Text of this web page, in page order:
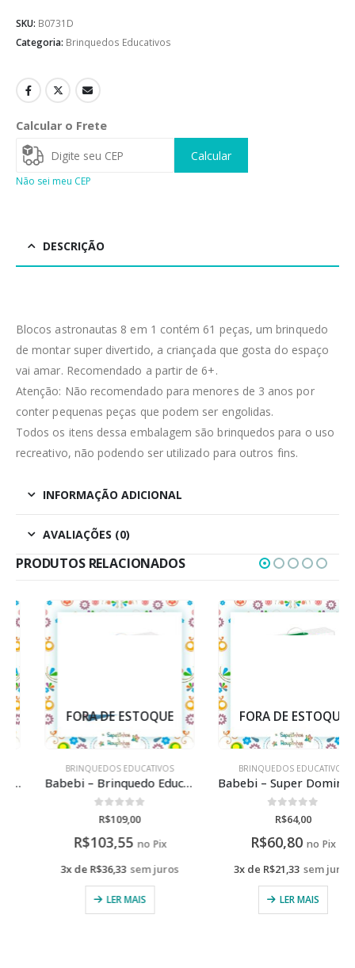
SKU: B0731D
Categoria: Brinquedos Educativos
Calcular o Frete
Calcular
Não sei meu CEP
DESCRIÇÃO
Blocos astronautas 8 em 1 contém 61 peças, um brinquedo
de montar super divertido, a criançada que gosta do espaço
vai amar. Recomendado a partir de 6+.
Atenção: Não recomendado para menores de 3 anos por
conter pequenas peças que podem ser engolidas.
Todos os itens dessa embalagem são brinquedos para o uso
recreativo, não podendo ser utilizado para outros fins.
INFORMAÇÃO ADICIONAL
AVALIAÇÕES (0)
PRODUTOS RELACIONADOS
FORA DE ESTOQUE
BRINQUEDOS EDUCATIVOS
Babebi – Brinquedo Educativo Empilhe os Bichinhos
de 5109,00
103,55 no Pix
3x deR$36,33 sem juros
LER MAIS
FORA DE ESTOQUE
BRINQUEDOS EDUCATIVOS
Babebi – Super Dominó Animais Da Fazenda Infantil
64,00
60,80 no Pix
3x deR$ 21,33 sem juros
LER MAIS